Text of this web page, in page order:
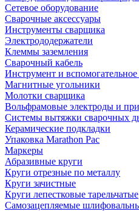
Сетевое оборудование
Сварочные аксессуары
Инструменты сварщика
Электрододержатели
Клеммы заземления
Сварочный кабель
Инструмент и
Магнитные угольники
Молотки сварщика
Вольфрамовые электроды и
Системы вытяжки сварочных
Керамические подкладки
Упаковка Marathon Pac
Маркеры
Абразивные круги
Круги отрезные по металлу
Круги зачистные
Круги лепестковые тарельчатые
Самозацепляемые